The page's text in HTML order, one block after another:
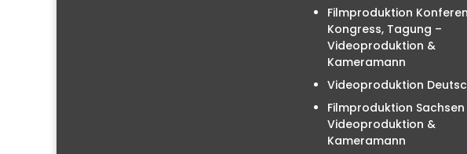
Filmproduktion
Kongress, Tagung –
Videoproduktion &
Kameramann
Videoproduktion
Filmproduktion Sachsen
Videoproduktion &
Kameramann